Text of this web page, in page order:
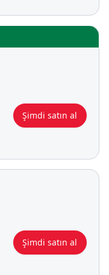
Şimdi satın al
Şimdi satın al